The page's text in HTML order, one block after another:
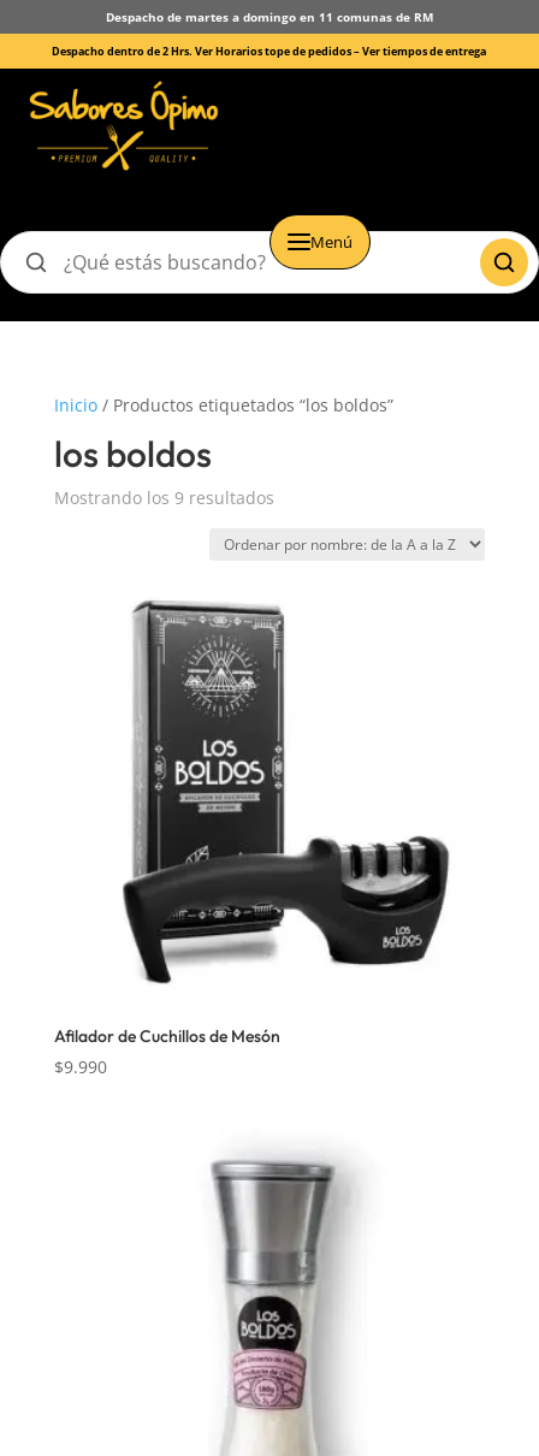
Despacho de martes a domingo en 11 comunas de RM
Despacho dentro de 2 Hrs. Ver Horarios tope de pedidos –Ver tiempos de entrega
Menú
Buscar
Inicio/ Productos etiquetados “los boldos”
los boldos
Mostrando los 9 resultados
Afilador de Cuchillos de Mesón
$9.990